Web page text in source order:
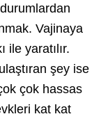
Vajinaya
yaratılır.
şey ise
çok hassas
kat kat